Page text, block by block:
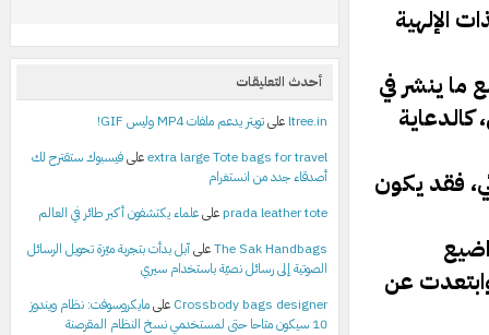
أحدث التعليقات
ltree.inعلىتويتر يدعم ملفات MP4 وليس GIF!
extra large Tote bags for travelعلىفيسبوك ستقترح لك
أصدقاء جدد من انستغرام
prada leather toteعلىعلماء يكتشفون أكبر طائر في العالم
The Sak Handbagsعلىآبل بدأت بتجربة ميّزة تحويل الرسائل
الصوتية إلى رسائل نصيّة باستخدام سيري
Crossbody bags designer علىمايكروسوفت: نظام ويندوز
10 سيكون متاحا حتى لمستخدمي نسخ النظام المقرصنة
الإلهية
ما ينشر في
فقد يكون
عن